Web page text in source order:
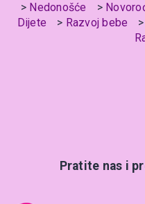
Nedonošće
Dijete
Razvoj bebe
Pratite nas i